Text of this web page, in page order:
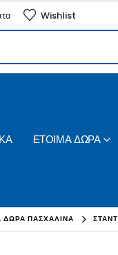
Wishlist
ΕΤΟΙΜΑ ΔΩΡΑ
ΔΩΡΑ ΠΑΣΧΑΛΙΝΑ